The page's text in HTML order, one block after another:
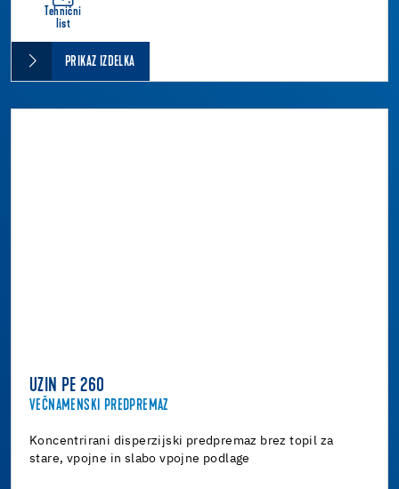
Tehnični
list
PRIKAZ IZDELKA
UZIN PE 260
VEČNAMENSKI PREDPREMAZ
Koncentrirani disperzijski predpremaz brez topil za
stare, vpojne in slabo vpojne podlage